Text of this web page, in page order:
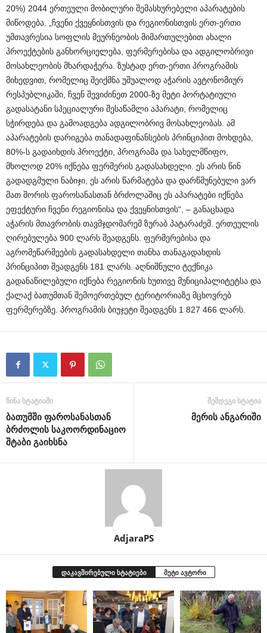
20%) 2044 ერთეული მობილური შემასხურებელი აპარატების
მიწოდება. „ჩვენი ქვეყნისთვის და რეგიონისთვის ერთ-ერთი
უმთავრესია სოფლის მეურნეობის მიმართულებით ახალი
პროექტების განხორციელება, ფერმერებისა და ადგილობრივი
მოსახლეობის მხარდაჭერა. ზუსტად ერთ-ერთი პროგრამის
მიხედვით, რომელიც შეიქმნა უშუალოდ აჭარის ავტონომიურ
რესპუბლიკაში, ჩვენ შევიძინეთ 2000-ზე მეტი პორტატიული
გადასატანი სპეციალური შესაწამლი აპარატი, რომელიც
სჭირდება და გამოადგება ადგილობრივ მოსახლეობას. ამ
აპარატების დარიგება თანადაფინანსების პრინციპით მოხდება,
80%-ს გადაიხდის პროექტი, პროგრამა და სახელმწიფო,
მხოლოდ 20% იქნება ფერმერის გადასახდელი. ეს არის წინ
გადადგმული ნაბიჯი, ეს არის წარმატება და დარწმუნებული ვარ
მათ შორის ფაროსანასთან ბრძოლაშიც ეს აპარატები იქნება
ეფექტური ჩვენი რეგიონისა და ქვეყნისთვის“, – განაცხადა
აჭარის მთავრობის თავმჯდომარემ ზურაბ პატარაძემ. ერთეულის
ღირებულება 900 ლარს შეადგენს. ფერმერებისა და
აგრომეწარმეების გადასახდელი თანხა თანაგადახდის
პრინციპით შეადგენს 181 ლარს. აღნიშნული ტექნიკა
გადანაწილებული იქნება რეგიონის ხუთივე მუნიციპალიტეტსა და
ქალაქ ბათუმთან შემოერთებულ ტერიტორიაზე მცხოვრებ
ფერმერებზე. პროგრამის ბიუჯეტი შეადგენს 1 827 466 ლარს.
წინა სტატიაში
ბათუმში ფაროსანასთან
ბრძოლის საკოორდინაციო
შტაბი გაიხსნა
შემდეგი სტატია
მერის ანგარიში
AdjaraPS
დაკავშირებული სტატიები მეტი ავტორი